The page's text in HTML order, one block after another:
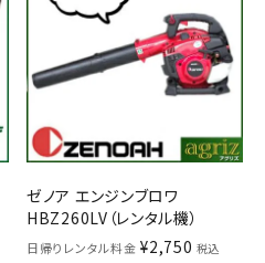
ゼノア エンジンブロワ
HBZ260LV（レンタル機）
日帰りレンタル料金 ¥2,750 税込